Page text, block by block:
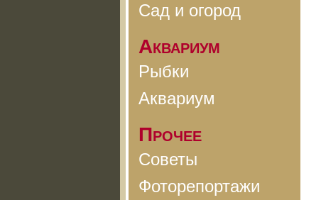
Сад и огород
Аквариум
Рыбки
Аквариум
Прочее
Советы
Фоторепортажи